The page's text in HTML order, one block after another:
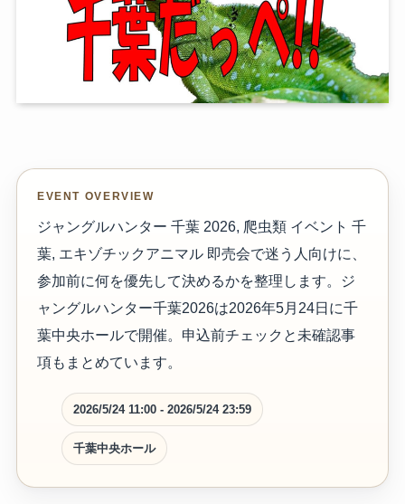
EVENT OVERVIEW
ジャングルハンター 千葉 2026, 爬虫類 イベント 千
葉, エキゾチックアニマル 即売会で迷う人向けに、
参加前に何を優先して決めるかを整理します。ジ
ャングルハンター千葉2026は2026年5月24日に千
葉中央ホールで開催。申込前チェックと未確認事
項もまとめています。
2026/5/24 11:00 - 2026/5/24 23:59
千葉中央ホール